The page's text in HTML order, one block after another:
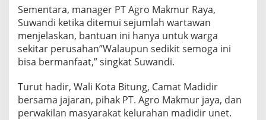
Sementara, manager PT Agro Makmur Raya,
Suwandi ketika ditemui sejumlah wartawan
menjelaskan, bantuan ini hanya untuk warga
sekitar perusahan”Walaupun sedikit semoga ini
bisa bermanfaat,” singkat Suwandi.
Turut hadir, Wali Kota Bitung, Camat Madidir
bersama jajaran, pihak PT. Agro Makmur jaya, dan
perwakilan masyarakat kelurahan madidir unet.